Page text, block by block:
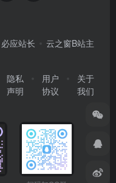
必应站长
云之窗B站主
隐私
声明
用户
协议
关于
我们